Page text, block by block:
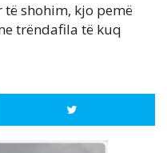
shohim, kjo pemë
trëndafila të kuq